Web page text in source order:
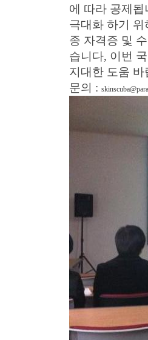
에 따라 공제
극대화 하기
종 자격증 및
습니다, 이번
지대한 도움 바
문의 :